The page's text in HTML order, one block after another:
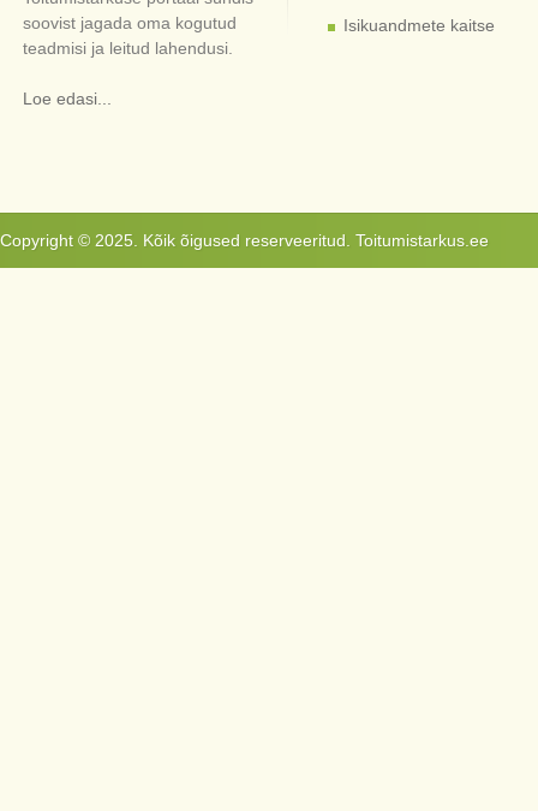
soovist jagada oma kogutud
teadmisi ja leitud lahendusi.
Loe edasi...
Isikuandmete kaitse
Copyright © 2025. Kõik õigused reserveeritud. Toitumistarkus.ee